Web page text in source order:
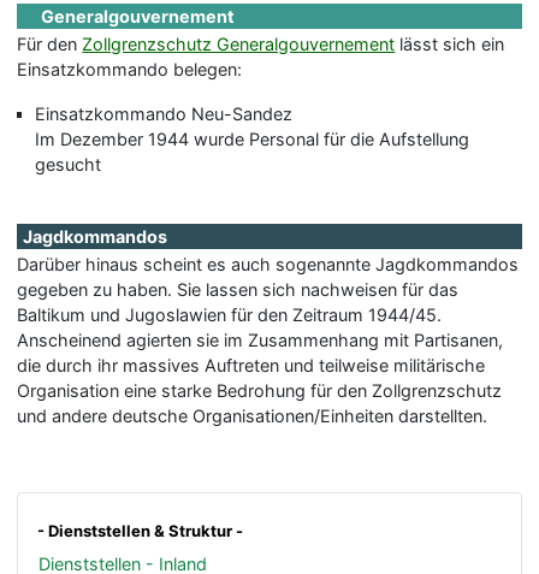
- Dienststellen & Struktur -
Dienststellen - Inland
Generalgouvernement
Für denZollgrenzschutz Generalgouvernement lässt sich ein
Einsatzkommando belegen:
Einsatzkommando Neu-Sandez
Im Dezember 1944 wurde Personal für die Aufstellung
gesucht
Jagdkommandos
Darüber hinaus scheint es auch sogenannte Jagdkommandos
gegeben zu haben. Sie lassen sich nachweisen für das
Baltikum und Jugoslawien für den Zeitraum 1944/45.
Anscheinend agierten sie im Zusammenhang mit Partisanen,
die durch ihr massives Auftreten und teilweise militärische
Organisation eine starke Bedrohung für den Zollgrenzschutz
und andere deutsche Organisationen/Einheiten darstellten.